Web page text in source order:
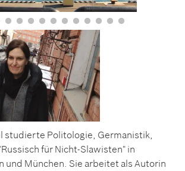
studierte Politologie, Germanistik,
für Nicht-Slawisten" in
und München. Sie arbeitet als Autorin